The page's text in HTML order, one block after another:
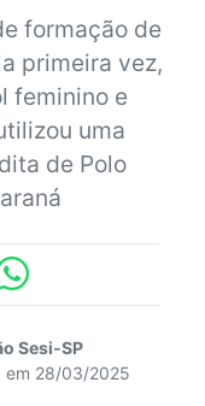
formação de
primeira vez,
feminino e
uma
de Polo
Sesi-SP
em 28/03/2025